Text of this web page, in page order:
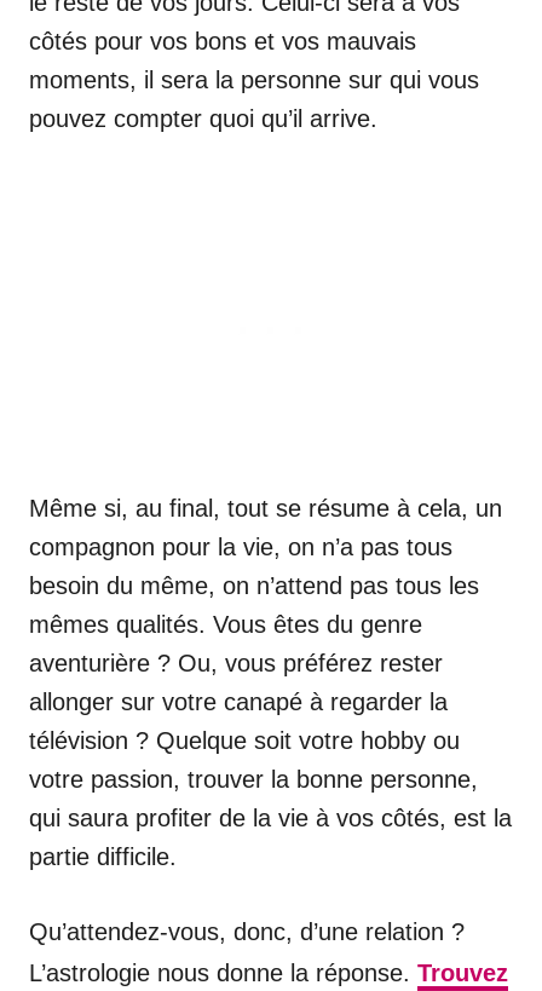
côtés pour vos bons et vos mauvais
moments, il sera la personne sur qui vous
pouvez compter quoi qu’il arrive.
Même si, au final, tout se résume à cela, un
compagnon pour la vie, on n’a pas tous
besoin du même, on n’attend pas tous les
mêmes qualités. Vous êtes du genre
aventurière ? Ou, vous préférez rester
allonger sur votre canapé à regarder la
télévision ? Quelque soit votre hobby ou
votre passion, trouver la bonne personne,
qui saura profiter de la vie à vos côtés, est la
partie difficile.
Qu’attendez-vous, donc, d’une relation ?
L’astrologie nous donne la réponse. Trouvez